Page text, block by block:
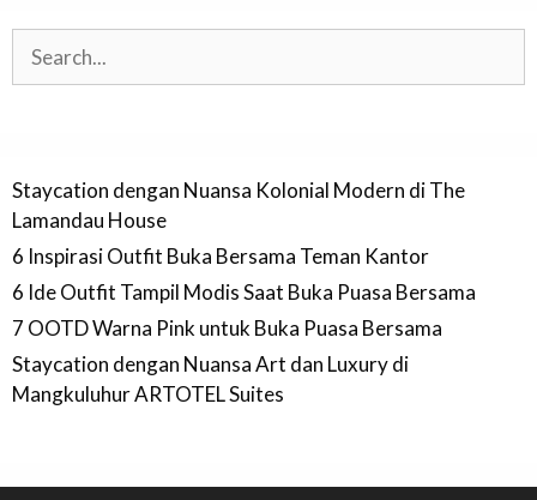
Staycation dengan Nuansa Kolonial Modern di The
Lamandau House
6 Inspirasi Outfit Buka Bersama Teman Kantor
6 Ide Outfit Tampil Modis Saat Buka Puasa Bersama
7 OOTD Warna Pink untuk Buka Puasa Bersama
Staycation dengan Nuansa Art dan Luxury di
Mangkuluhur ARTOTEL Suites